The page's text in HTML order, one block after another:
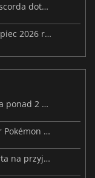
Złośliwe oprogramowanie i przejęcie Discorda dotknęły Meccha Chameleon
Premiery gier wideo w tym tygodniu – lipiec 2026 r. (tydzień 31)
Resident Evil: Veronica znalazł się już na ponad 2 milionach list życzeń
Beast of Reincarnation: twórcy serii gier Pokémon wkraczają na nową ścieżkę
Big Walk już w sprzedaży – podróż oparta na przyjaźni